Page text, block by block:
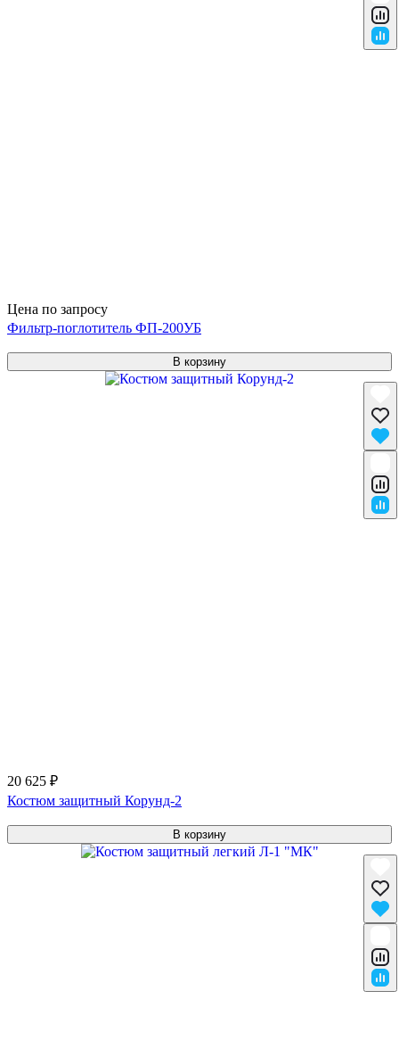
Цена по запросу
Фильтр-поглотитель ФП-200УБ
В корзину
20 625 ₽
Костюм защитный Корунд-2
В корзину